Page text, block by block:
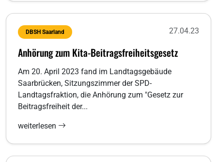
DBSH Saarland 27.04.23
Anhörung zum Kita-Beitragsfreiheitsgesetz
Am 20. April 2023 fand im Landtagsgebäude
Saarbrücken, Sitzungszimmer der SPD-
Landtagsfraktion, die Anhörung zum "Gesetz zur
Beitragsfreiheit der...
weiterlesen